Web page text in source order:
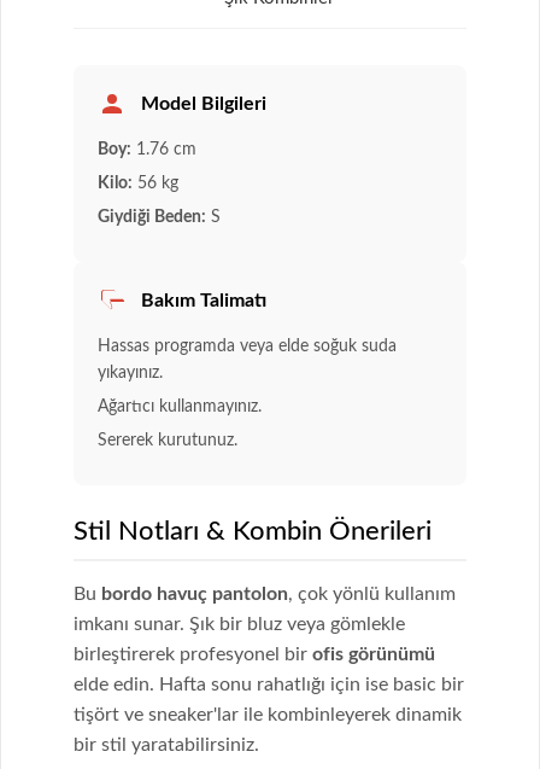
Model Bilgileri
Boy: 1.76 cm
Kilo: 56 kg
Giydiği Beden: S
Bakım Talimatı
Hassas programda veya elde soğuk suda
yıkayınız.
Ağartıcı kullanmayınız.
Sererek kurutunuz.
Stil Notları & Kombin Önerileri
Bu bordo havuç pantolon, çok yönlü kullanım
imkanı sunar. Şık bir bluz veya gömlekle
birleştirerek profesyonel bir ofis görünümü
elde edin. Hafta sonu rahatlığı için ise basic bir
tişört ve sneaker'lar ile kombinleyerek dinamik
bir stil yaratabilirsiniz.